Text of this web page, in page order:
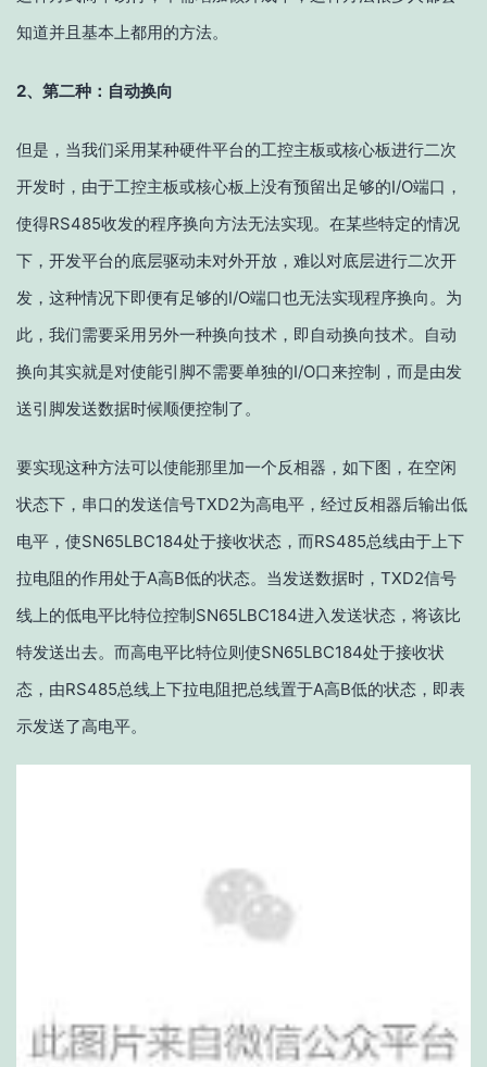
知道并且基本上都用的方法。
2、第二种： 自动换向
但是，当我们采用某种硬件平台的工控主板或核心板进行二次
开发时，由于工控主板或核心板上没有预留出足够的I/O端口，
使得RS485收发的程序换向方法无法实现。在某些特定的情况
下，开发平台的底层驱动未对外开放，难以对底层进行二次开
发，这种情况下即便有足够的I/O端口也无法实现程序换向。为
此，我们需要采用另外一种换向技术，即自动换向技术。自动
换向其实就是对使能引脚不需要单独的I/O口来控制，而是由发
送引脚发送数据时候顺便控制了。
要实现这种方法可以使能那里加一个反相器，如下图，在空闲
状态下，串口的发送信号TXD2为高电平，经过反相器后输出低
电平，使SN65LBC184处于接收状态，而RS485总线由于上下
拉电阻的作用处于A高B低的状态。当发送数据时，TXD2信号
线上的低电平比特位控制SN65LBC184进入发送状态，将该比
特发送出去。而高电平比特位则使SN65LBC184处于接收状
态，由RS485总线上下拉电阻把总线置于A高B低的状态，即表
示发送了高电平。